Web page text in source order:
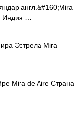
англ.&#160;Mira
Индия …
Эстрела Mira
Mira de Aire Страна